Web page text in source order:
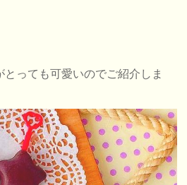
っても可愛いのでご紹介しま